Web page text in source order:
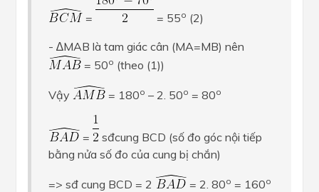
= = 55o (2)
- ∆MAB là tam giác cân (MA=MB) nên
= 50o (theo (1))
Vậy = 180o – 2. 50o = 80o
=
sđcung BCD (số đo góc nội tiếp
bằng nửa số đo của cung bị chắn)
=> sđ cung BCD = 2 = 2. 80o = 160o